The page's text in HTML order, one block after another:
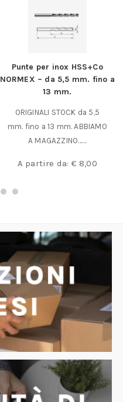
Punte per inox HSS+Co
NORMEX – da 5,5 mm. fino a
13 mm.
ORIGINALI STOCK da 5,5
mm. fino a 13 mm. ABBIAMO
A MAGAZZINO……
A partire da: € 8,00